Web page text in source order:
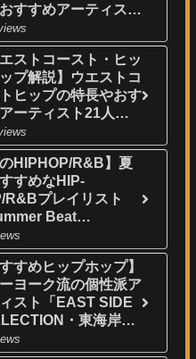
すすめアーティスト
を厳選してご紹介！
エストコースト・ヒッ
プ解説】ウエストコ
ヒップの特長やおす
ーティスト21人を
てご紹介！
のHIPHOP/R&B】夏
すめなHIP-
R&Bプレイリスト
Beat
」
すすめヒップホップ】
ヨーク流の個性派ア
スト「EAST SIDE
・東海岸の
ドラッパー達」